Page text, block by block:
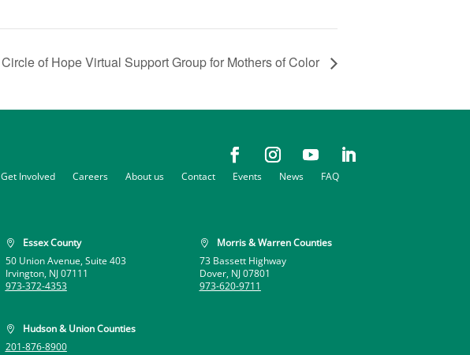
Circle of Hope Virtual Support Group for Mothers of Color
Get Involved Careers About us Contact Events News
FAQ

Essex County
50 Union Avenue, Suite 403
Irvington, NJ 07111
973-372-4353

Morris & Warren Counties
73 Bassett Highway
Dover, NJ 07801
973-620-9711

Hudson & Union Counties
201-876-8900